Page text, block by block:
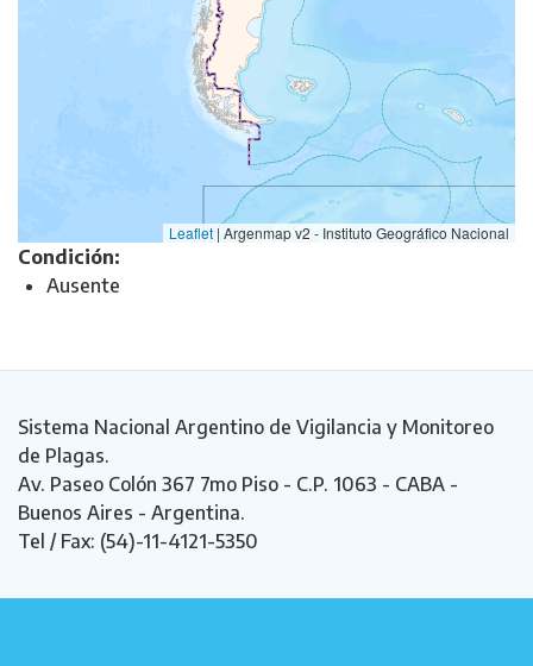
Leaflet | Argenmap v2 - Instituto Geográfico Nacional
Condición:
Ausente
Sistema Nacional Argentino de Vigilancia y Monitoreo
de Plagas.
Av. Paseo Colón 367 7mo Piso - C.P. 1063 - CABA -
Buenos Aires - Argentina.
Tel / Fax: (54)-11-4121-5350